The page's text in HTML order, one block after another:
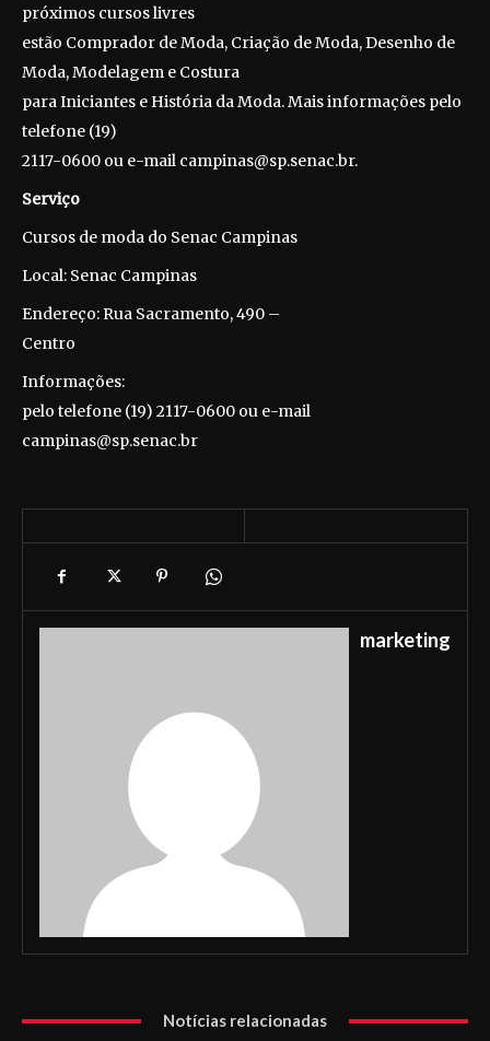
próximos cursos livres
estão Comprador de Moda, Criação de Moda, Desenho de
Moda, Modelagem e Costura
para Iniciantes e História da Moda. Mais informações pelo
telefone (19)
2117-0600 ou e-mail campinas@sp.senac.br.
Serviço
Cursos de moda do Senac Campinas
Local: Senac Campinas
Endereço: Rua Sacramento, 490 –
Centro
Informações:
pelo telefone (19) 2117-0600 ou e-mail
campinas@sp.senac.br
marketing
Notícias relacionadas